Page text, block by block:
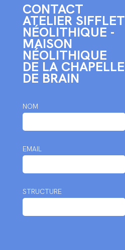
CONTACT
ATELIER SIFFLET
NÉOLITHIQUE -
MAISON
NÉOLITHIQUE
DE LA CHAPELLE
DE BRAIN
NOM
EMAIL
STRUCTURE